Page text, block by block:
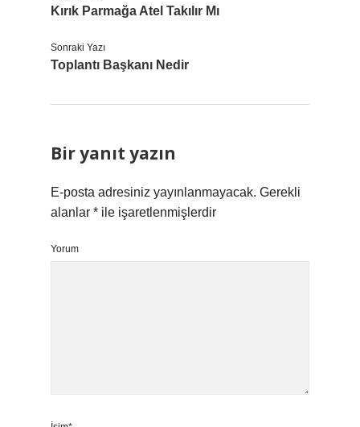
Kırık Parmağa Atel Takılır Mı
Sonraki Yazı
Toplantı Başkanı Nedir
Bir yanıt yazın
E-posta adresiniz yayınlanmayacak. Gerekli
alanlar * ile işaretlenmişlerdir
Yorum